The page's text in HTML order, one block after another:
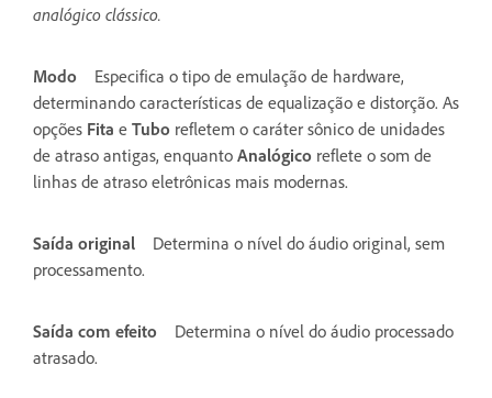
analógico clássico.
Modo
Especifica o tipo de emulação de hardware,
determinando características de equalização e distorção. As
opções Fita e Tubo refletem o caráter sônico de unidades
de atraso antigas, enquanto Analógico reflete o som de
linhas de atraso eletrônicas mais modernas.
Saída original
Determina o nível do áudio original, sem
processamento.
Saída com efeito
Determina o nível do áudio processado
atrasado.